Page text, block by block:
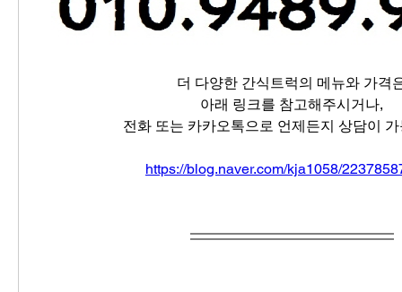
더 다양한 간식트럭의 메뉴와 가격
아래 링크를 참고해주시거나,
전화 또는 카카오톡으로 언제든지 상담이
https://blog.naver.com/kja1058/